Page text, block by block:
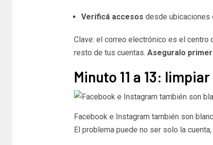
Verificá accesos desde
Clave: el correo electrónico es el centro
resto de tus cuentas. Aseguralo
Minuto 11 a 13:
Facebook e Instagram también son
El problema puede no ser solo la